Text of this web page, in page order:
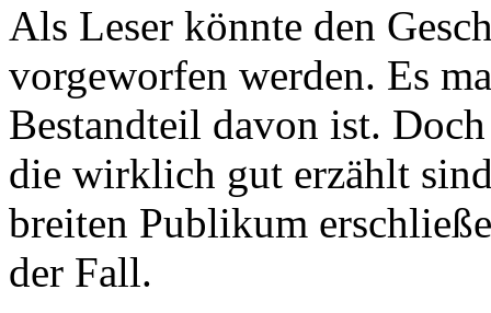
Als Leser könnte den
vorgeworfen werden. Es
Bestandteil davon ist.
die wirklich gut erzählt
breiten Publikum
der Fall.